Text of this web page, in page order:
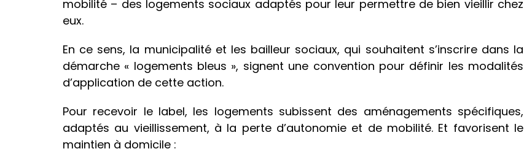
mobilité – des logements sociaux adaptés pour leur permettre de bien vieillir chez
eux.
En ce sens, la municipalité et les bailleur sociaux, qui souhaitent s’inscrire dans la
démarche « logements bleus », signent une convention pour définir les modalités
d’application de cette action.
Pour recevoir le label, les logements subissent des aménagements spécifiques,
adaptés au vieillissement, à la perte d’autonomie et de mobilité. Et favorisent le
maintien à domicile :